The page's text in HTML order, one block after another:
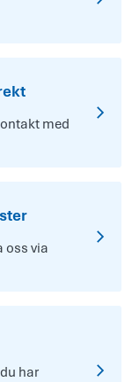
med
oss via
har